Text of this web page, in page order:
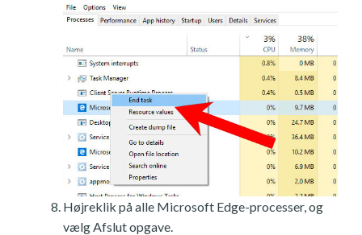
Højreklik på alle Microsoft Edge-processer, og
vælg Afslut opgave.